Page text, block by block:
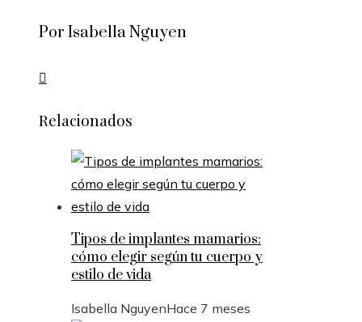
Por Isabella Nguyen
Relacionados
Tipos de implantes mamarios:
cómo elegir según tu cuerpo y
estilo de vida
Isabella NguyenHace 7 meses